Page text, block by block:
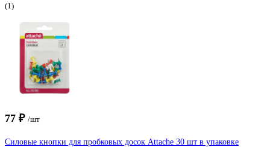
(1)
77 ₽ /шт
Силовые кнопки для пробковых досок Attache 30 шт в упаковке